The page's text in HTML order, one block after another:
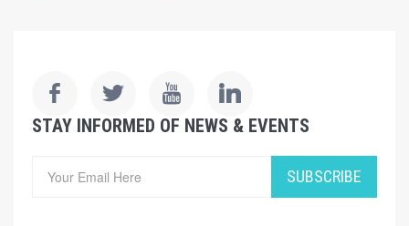
STAY INFORMED OF NEWS & EVENTS
SUBSCRIBE